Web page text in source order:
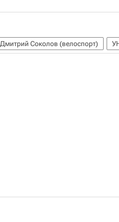
Дмитрий Соколов (велоспорт)